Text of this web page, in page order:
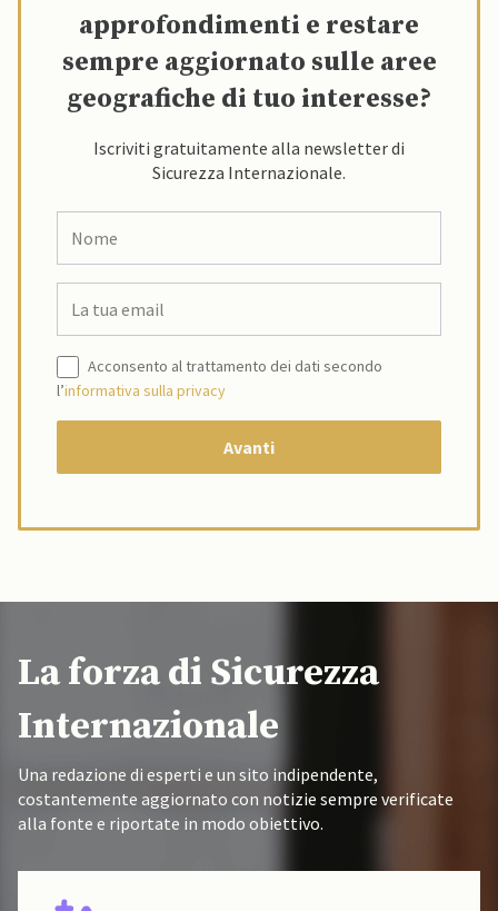
approfondimenti e restare
sempre aggiornato sulle aree
geografiche di tuo interesse?
Iscriviti gratuitamente alla newsletter di
Sicurezza Internazionale.
Acconsento al trattamento dei dati secondo
l’informativa sulla privacy
La forza di Sicurezza
Internazionale
Una redazione di esperti e un sito indipendente,
costantemente aggiornato con notizie sempre verificate
alla fonte e riportate in modo obiettivo.